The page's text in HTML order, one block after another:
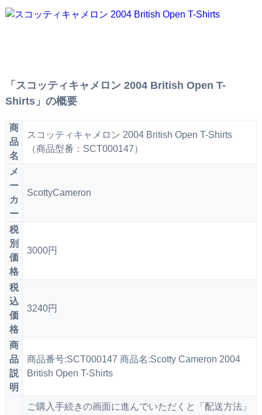
「スコッティキャメロン 2004 British Open T-
Shirts」の概要
商
品
名
スコッティキャメロン 2004 British Open T-Shirts
（商品型番：SCT000147）
メ
ー
カ
ー
ScottyCameron
税
別
価
格
3000円
税
込
価
格
3240円
商
品
説
明
商品番号:SCT000147 商品名:Scotty Cameron 2004
British Open T-Shirts
ご購入手続きの画面に進んでいただくと「配送方法」